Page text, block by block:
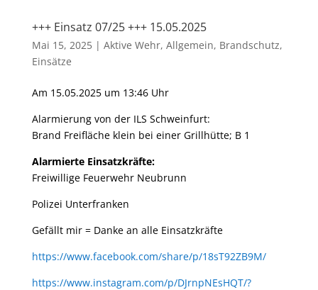
+++ Einsatz 07/25 +++ 15.05.2025
Mai 15, 2025| Aktive Wehr, Allgemein, Brandschutz,
Einsätze
Am 15.05.2025 um 13:46 Uhr
Alarmierung von der ILS Schweinfurt:
Brand Freifläche klein bei einer Grillhütte; B 1
Alarmierte Einsatzkräfte:
Freiwillige Feuerwehr Neubrunn
Polizei Unterfranken
Gefällt mir = Danke an alle Einsatzkräfte
https://www.facebook.com/share/p/18sT92ZB9M/
https://www.instagram.com/p/DJrnpNEsHQT/?